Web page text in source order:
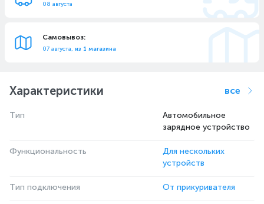
08 августа
Самовывоз:
07 августа, из 1 магазина
Характеристики все
Тип
Автомобильное
зарядное устройство
Функциональность
Для нескольких
устройств
Тип подключения От прикуривателя